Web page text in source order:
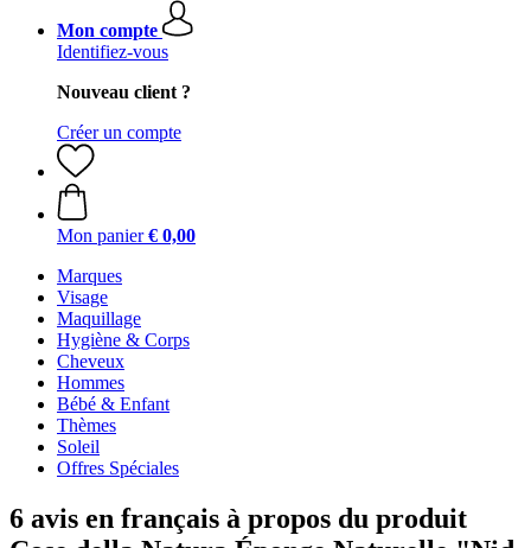
Mon compte
Identifiez-vous
Nouveau client ?
Créer un compte
Mon panier € 0,00
Marques
Visage
Maquillage
Hygiène & Corps
Cheveux
Hommes
Bébé & Enfant
Thèmes
Soleil
Offres Spéciales
6 avis en français à propos du produit